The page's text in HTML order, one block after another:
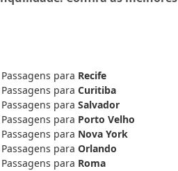
Passagens para Recife
Passagens para Curitiba
Passagens para Salvador
Passagens para Porto Velho
Passagens para Nova York
Passagens para Orlando
Passagens para Roma